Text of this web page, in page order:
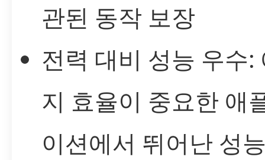
관된 동작 보장
전력 대비 성능 우수:
지 효율이 중요한 애
이션에서 뛰어난 성